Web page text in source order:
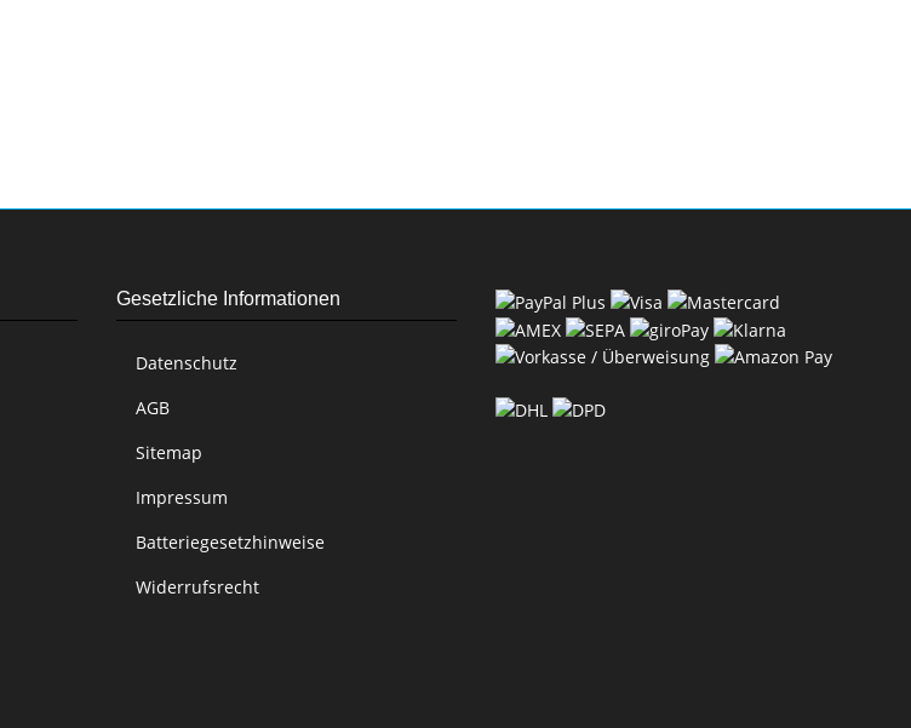
Gesetzliche Informationen
Datenschutz
AGB
Sitemap
Impressum
Batteriegesetzhinweise
Widerrufsrecht